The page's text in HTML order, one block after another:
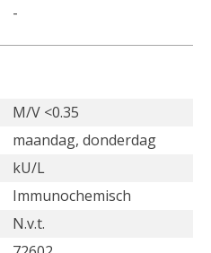
-
M/V <0.35
maandag, donderdag
kU/L
Immunochemisch
N.v.t.